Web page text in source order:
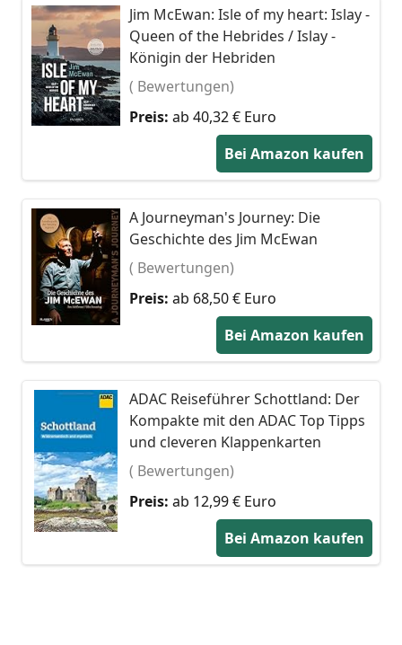
Jim McEwan: Isle of my heart: Islay -
Queen of the Hebrides / Islay -
Königin der Hebriden
( Bewertungen)
Preis: ab 40,32 € Euro
Bei Amazon kaufen
A Journeyman's Journey: Die
Geschichte des Jim McEwan
( Bewertungen)
Preis: ab 68,50 € Euro
Bei Amazon kaufen
ADAC Reiseführer Schottland: Der
Kompakte mit den ADAC Top Tipps
und cleveren Klappenkarten
( Bewertungen)
Preis: ab 12,99 € Euro
Bei Amazon kaufen